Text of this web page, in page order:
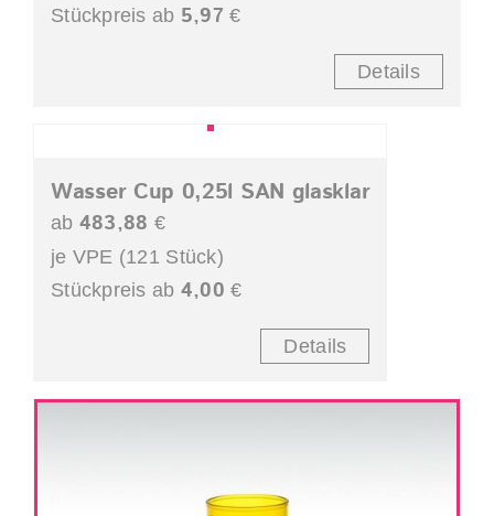
Stückpreis ab 5,97 €
Details
Wasser Cup 0,25l SAN glasklar
ab 483,88 €
je VPE (121 Stück)
Stückpreis ab 4,00 €
Details